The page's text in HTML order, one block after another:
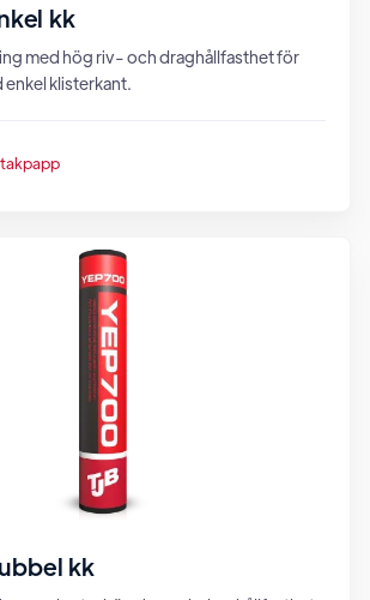
kk
med hög riv- och draghållfasthet för
klisterkant.
takpapp
kk